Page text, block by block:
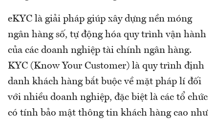
eKYC là giải pháp giúp xây dựng nền móng
ngân hàng số, tự động hóa quy trình vận hành
của các doanh nghiệp tài chính ngân hàng.
KYC (Know Your Customer) là quy trình định
danh khách hàng bắt buộc về mặt pháp lí đối
với nhiều doanh nghiệp, đặc biệt là các tổ chức
có tính bảo mật thông tin khách hàng cao như